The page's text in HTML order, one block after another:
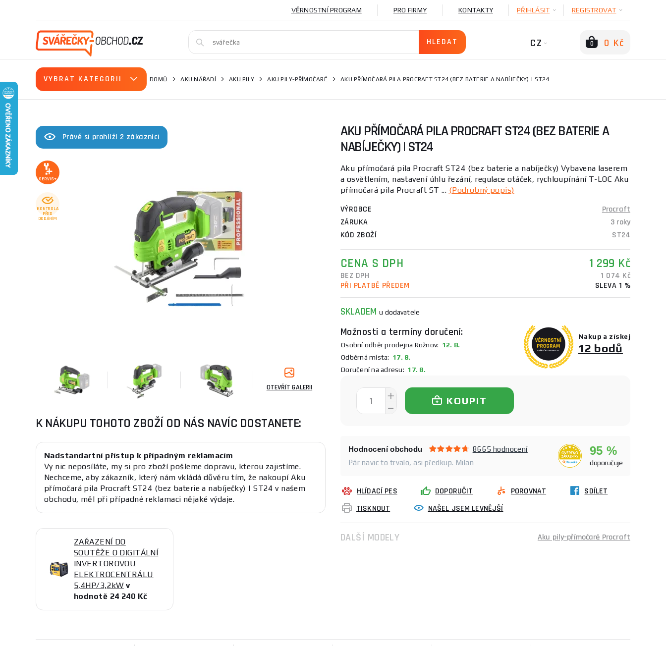
VĚRNOSTNÍ PROGRAM PRO FIRMY KONTAKTY PŘIHLÁSIT REGISTROVAT
CZ 0 0 Kč
VYBRAT KATEGORII DOMŮ AKU NÁŘADÍ AKU PILY AKU PILY-PŘÍMOČARÉ AKU PŘÍMOČARÁ PILA PROCRAFT ST24 (BEZ BATERIE A NABÍJEČKY) | ST24
Právě si prohlíží 2 zákazníci
SERVIS+
KONTROLA
PŘED
DODÁNÍM
OTEVŘÍT GALERII
K NÁKUPU TOHOTO ZBOŽÍ OD NÁS NAVÍC DOSTANETE:
Nadstandartní přístup k případným reklamacím
Vy nic neposíláte, my si pro zboží pošleme dopravu, kterou zajistíme.
Nechceme, aby zákazník, který nám vkládá důvěru tím, že nakoupí Aku
přímočará pila Procraft ST24 (bez baterie a nabíječky) | ST24 v našem
obchodu, měl při případné reklamaci nějaké výdaje.
ZAŘAZENÍ DO
SOUTĚŽE O DIGITÁLNÍ
INVERTOROVOU
ELEKTROCENTRÁLU
5,4HP/3,2kW v
hodnotě 24 240 Kč
AKU PŘÍMOČARÁ PILA PROCRAFT ST24 (BEZ BATERIE A
NABÍJEČKY) | ST24
Aku přímočará pila Procraft ST24 (bez baterie a nabíječky) Vybavena laserem
a osvětlením, nastavení úhlu řezání, regulace otáček, rychloupínání T-LOC Aku
přímočará pila Procraft ST ... (Podrobný popis)
VÝROBCE
Procraft
ZÁRUKA
3 roky
KÓD ZBOŽÍ
ST24
CENA S DPH 1 299 Kč
BEZ DPH
1 074 Kč
PŘI PLATBĚ PŘEDEM
SLEVA 1 %
SKLADEMu dodavatele
Možnosti a termíny doručení:
Osobní odběr prodejna Rožnov: 12. 8.
Odběrná místa: 17. 8.
Doručení na adresu: 17. 8.
Nakup a získej
12 bodů
KOUPIT
Hodnocení obchodu
8665 hodnocení
Pár navic to trvalo, asi předkup. Milan
95 %
doporučuje
HLÍDACÍ PES DOPORUČIT POROVNAT
SDÍLET
TISKNOUT
NAŠEL JSEM LEVNĚJŠÍ
DALŠÍ MODELY Aku pily-přímočaré Procraft